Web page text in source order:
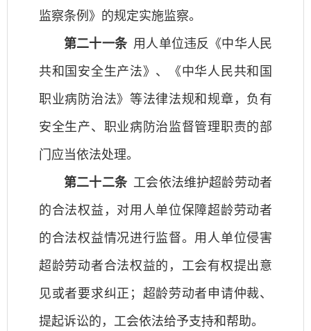
监察条例》的规定实施监察。
第二十一条用人单位违反《中华人民
共和国安全生产法》、《中华人民共和国
职业病防治法》等法律法规和规章，负有
安全生产、职业病防治监督管理职责的部
门应当依法处理。
第二十二条工会依法维护超龄劳动者
的合法权益，对用人单位保障超龄劳动者
的合法权益情况进行监督。用人单位侵害
超龄劳动者合法权益的，工会有权提出意
见或者要求纠正；超龄劳动者申请仲裁、
提起诉讼的，工会依法给予支持和帮助。